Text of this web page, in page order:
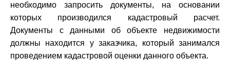
необходимо запросить документы, на основании
которых производился кадастровый расчет.
Документы с данными об объекте недвижимости
должны находится у заказчика, который занимался
проведением кадастровой оценки данного объекта.